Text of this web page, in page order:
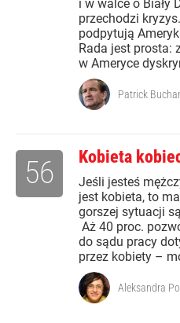
i w walce o Biały
przechodzi
podpytują
Rada jest prosta:
w Ameryce
Patrick
Kobieta
Jeśli jesteś
jest kobieta, to
gorszej sytuacji
Aż 40 proc.
do sądu pracy
przez kobiety –
56
Aleksandra